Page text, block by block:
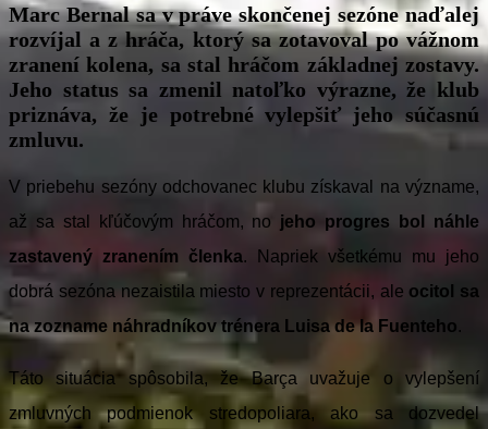
Marc Bernal sa v práve skončenej sezóne naďalej
rozvíjal a z hráča, ktorý sa zotavoval po vážnom
zranení kolena, sa stal hráčom základnej zostavy.
Jeho status sa zmenil natoľko výrazne, že klub
priznáva, že je potrebné vylepšiť jeho súčasnú
zmluvu.
V priebehu sezóny odchovanec klubu získaval na význame,
až sa stal kľúčovým hráčom, no jeho progres bol náhle
zastavený zranením členka. Napriek všetkému mu jeho
dobrá sezóna nezaistila miesto v reprezentácii, ale ocitol sa
na zozname náhradníkov trénera Luisa de la Fuenteho.
Táto situácia spôsobila, že Barça uvažuje o vylepšení
zmluvných podmienok stredopoliara, ako sa dozvedel